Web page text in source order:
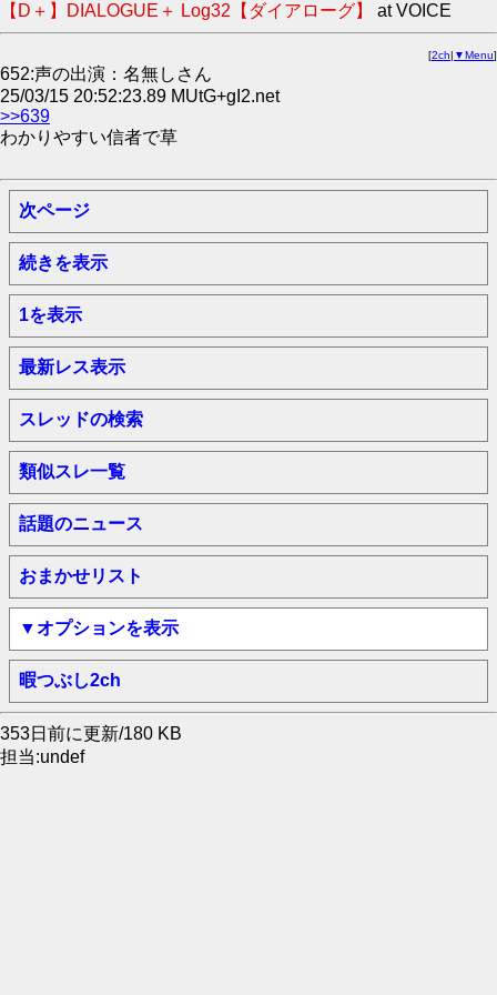
【D＋】DIALOGUE＋ Log32【ダイアローグ】 at VOICE
[2ch| ▼Menu]
652:声の出演：名無しさん
25/03/15 20:52:23.89 MUtG+gI2.net
>>639
わかりやすい信者で草
次ページ
続きを表示
1を表示
最新レス表示
スレッドの検索
類似スレ一覧
話題のニュース
おまかせリスト
▼オプションを表示
暇つぶし2ch
353日前に更新/180 KB
担当:undef